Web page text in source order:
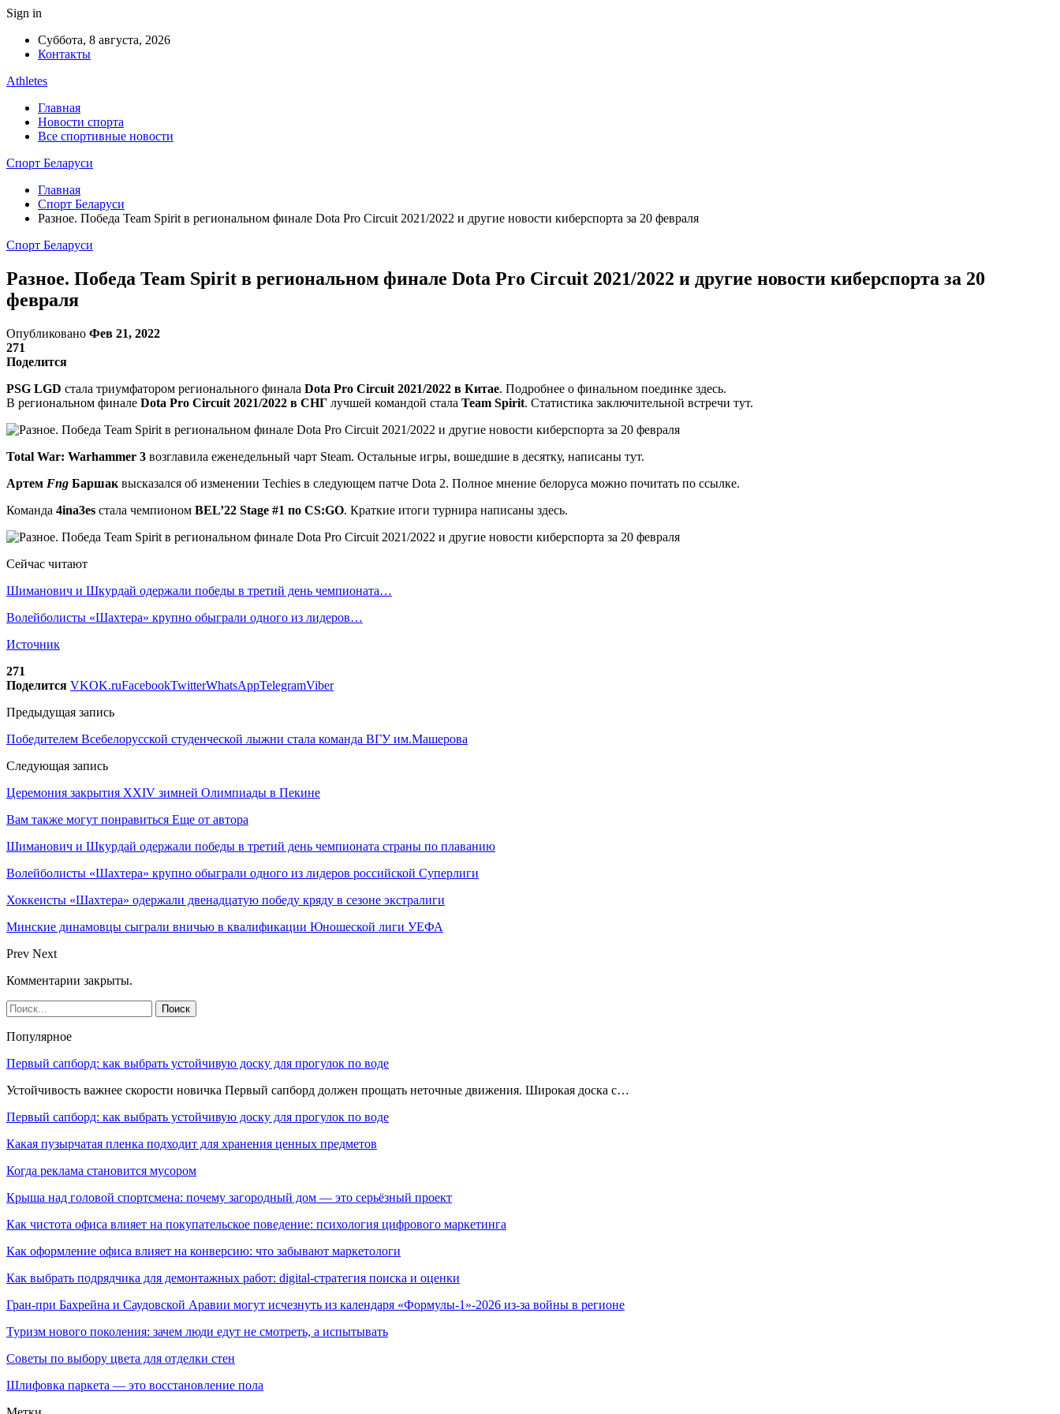
Sign in
Суббота, 8 августа, 2026
Контакты
Athletes
Главная
Новости спорта
Все спортивные новости
Спорт Беларуси
Главная
Спорт Беларуси
Разное. Победа Team Spirit в региональном финале Dota Pro Circuit 2021/2022 и другие новости киберспорта за 20 февраля
Спорт Беларуси
Разное. Победа Team Spirit в региональном финале Dota Pro Circuit 2021/2022 и другие новости киберспорта за 20
февраля
Опубликовано Фев 21, 2022
271
Поделится
PSG LGD стала триумфатором регионального финала Dota Pro Circuit 2021/2022 в Китае. Подробнее о финальном поединке здесь.
В региональном финале Dota Pro Circuit 2021/2022 в СНГ лучшей командой стала Team Spirit. Статистика заключительной встречи тут.
Total War: Warhammer 3 возглавила еженедельный чарт Steam. Остальные игры, вошедшие в десятку, написаны тут.
Артем Fng Баршак высказался об изменении Techies в следующем патче Dota 2. Полное мнение белоруса можно почитать по ссылке.
Команда 4ina3es стала чемпионом BEL’22 Stage #1 по CS:GO. Краткие итоги турнира написаны здесь.
Сейчас читают
Шиманович и Шкурдай одержали победы в третий день чемпионата…
Волейболисты «Шахтера» крупно обыграли одного из лидеров…
Источник
271
Поделится VKOK.ruFacebookTwitterWhatsAppTelegramViber
Предыдущая запись
Победителем Всебелорусской студенческой лыжни стала команда ВГУ им.Машерова
Следующая запись
Церемония закрытия XXIV зимней Олимпиады в Пекине
Вам также могут понравиться Еще от автора
Шиманович и Шкурдай одержали победы в третий день чемпионата страны по плаванию
Волейболисты «Шахтера» крупно обыграли одного из лидеров российской Суперлиги
Хоккеисты «Шахтера» одержали двенадцатую победу кряду в сезоне экстралиги
Минские динамовцы сыграли вничью в квалификации Юношеской лиги УЕФА
Prev Next
Комментарии закрыты.
Популярное
Первый сапборд: как выбрать устойчивую доску для прогулок по воде
Устойчивость важнее скорости новичка Первый сапборд должен прощать неточные движения. Широкая доска с…
Первый сапборд: как выбрать устойчивую доску для прогулок по воде
Какая пузырчатая пленка подходит для хранения ценных предметов
Когда реклама становится мусором
Крыша над головой спортсмена: почему загородный дом — это серьёзный проект
Как чистота офиса влияет на покупательское поведение: психология цифрового маркетинга
Как оформление офиса влияет на конверсию: что забывают маркетологи
Как выбрать подрядчика для демонтажных работ: digital-стратегия поиска и оценки
Гран-при Бахрейна и Саудовской Аравии могут исчезнуть из календаря «Формулы-1»-2026 из-за войны в регионе
Туризм нового поколения: зачем люди едут не смотреть, а испытывать
Советы по выбору цвета для отделки стен
Шлифовка паркета — это восстановление пола